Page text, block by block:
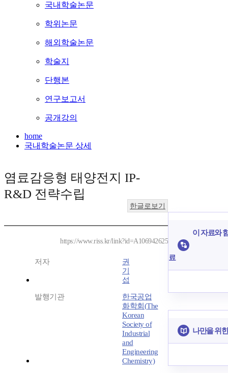
국내학술논문
학위논문
해외학술논문
학술지
단행본
연구보고서
공개강의
home
국내학술논문 상세
염료감응형 태양전지 IP-
R&D 전략수립
한글로보기
https://www.riss.kr/link?id=A106942625
저자
권
기
섭
발행기관
한국공업
화학회(The
Korean
Society of
Industrial
and
Engineering
Chemistry)
이 자료와
료
나만을 위